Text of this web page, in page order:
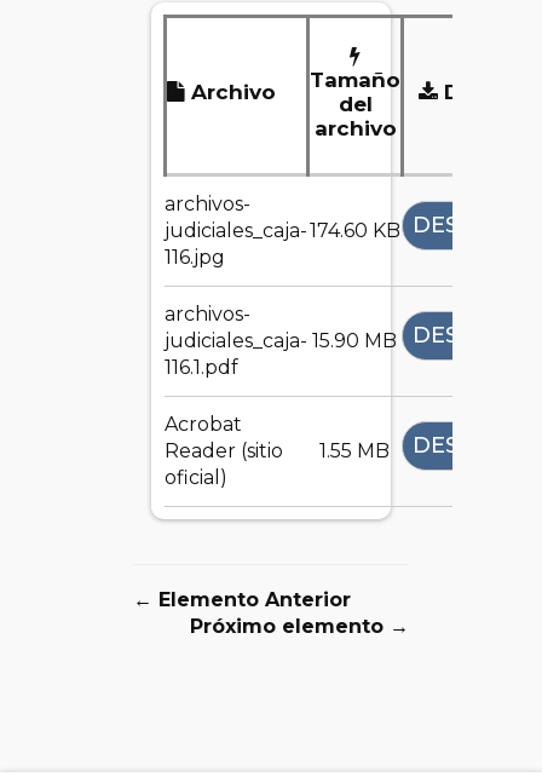
Archivo
Tamaño
del
archivo
archivos-
judiciales_caja-
116.jpg
174.60 KB
archivos-
judiciales_caja-
116.1.pdf
15.90 MB
Acrobat
Reader (sitio
oficial)
1.55 MB
← Elemento Anterior
Próximo elemento →